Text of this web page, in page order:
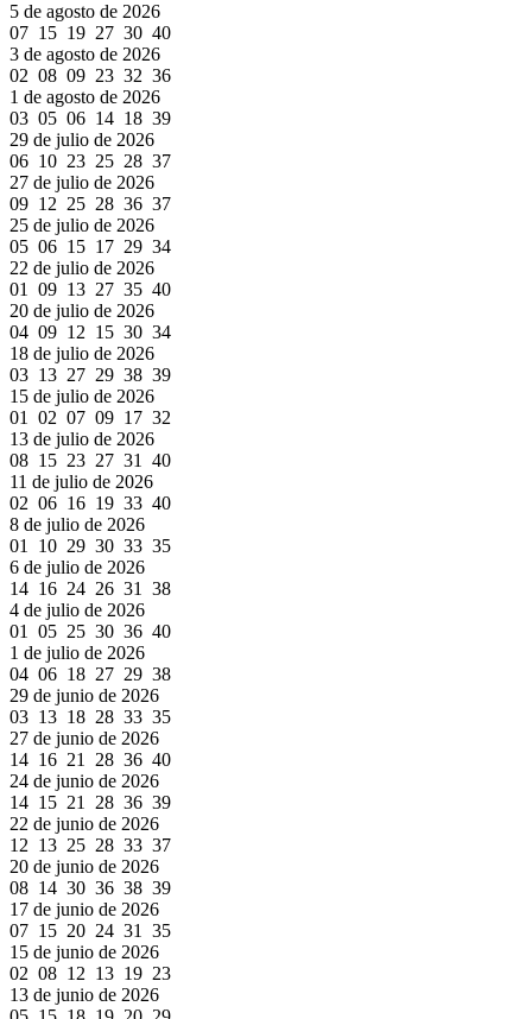
5 de agosto de 2026
07 15 19 27 30 40
3 de agosto de 2026
02 08 09 23 32 36
1 de agosto de 2026
03 05 06 14 18 39
29 de julio de 2026
06 10 23 25 28 37
27 de julio de 2026
09 12 25 28 36 37
25 de julio de 2026
05 06 15 17 29 34
22 de julio de 2026
01 09 13 27 35 40
20 de julio de 2026
04 09 12 15 30 34
18 de julio de 2026
03 13 27 29 38 39
15 de julio de 2026
01 02 07 09 17 32
13 de julio de 2026
08 15 23 27 31 40
11 de julio de 2026
02 06 16 19 33 40
8 de julio de 2026
01 10 29 30 33 35
6 de julio de 2026
14 16 24 26 31 38
4 de julio de 2026
01 05 25 30 36 40
1 de julio de 2026
04 06 18 27 29 38
29 de junio de 2026
03 13 18 28 33 35
27 de junio de 2026
14 16 21 28 36 40
24 de junio de 2026
14 15 21 28 36 39
22 de junio de 2026
12 13 25 28 33 37
20 de junio de 2026
08 14 30 36 38 39
17 de junio de 2026
07 15 20 24 31 35
15 de junio de 2026
02 08 12 13 19 23
13 de junio de 2026